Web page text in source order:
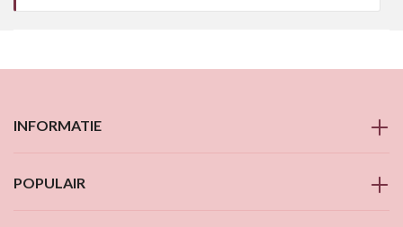
INFORMATIE
POPULAIR